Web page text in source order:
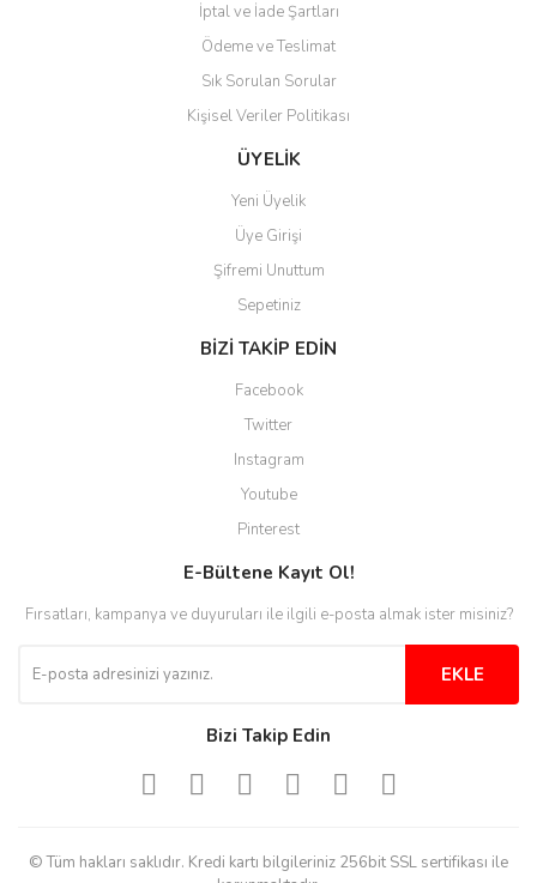
Ürünler kategorize, başlıklar
kolaylaşıyor. Yani site de
hazırlanmış çok düzenli bir site.
derecede beğendim
Kolay ve hizli alisveris
İptal ve İade Şartları
Ödeme ve Teslimat
Sık Sorulan Sorular
Kişisel Veriler Politikası
ÜYELİK
Yeni Üyelik
Üye Girişi
Şifremi Unuttum
Sepetiniz
BİZİ TAKİP EDİN
Facebook
Twitter
Instagram
Youtube
Pinterest
E-Bültene Kayıt Ol!
Fırsatları, kampanya ve duyuruları ile ilgili e-posta almak ister misiniz?
EKLE
Bizi Takip Edin
© Tüm hakları saklıdır. Kredi kartı bilgileriniz 256bit SSL sertifikası ile